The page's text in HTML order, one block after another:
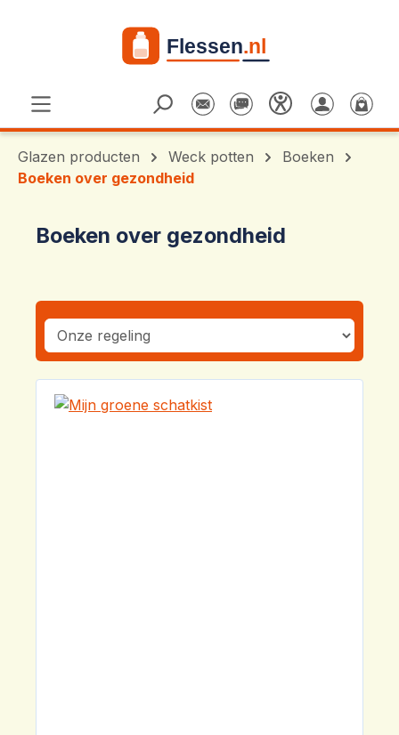
Glazen producten Weck potten
Boeken
Boeken over gezondheid
Boeken over gezondheid